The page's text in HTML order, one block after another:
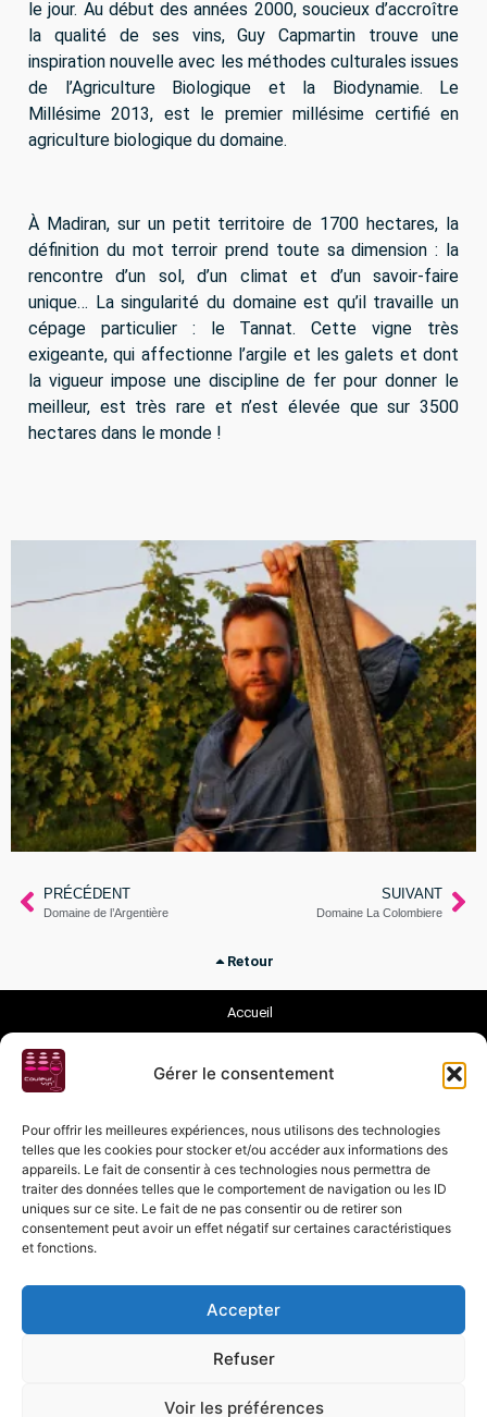
Gérer le consentement
Pour offrir les meilleures expériences, nous utilisons des technologies
telles que les cookies pour stocker et/ou accéder aux informations des
appareils. Le fait de consentir à ces technologies nous permettra de
traiter des données telles que le comportement de navigation ou les ID
uniques sur ce site. Le fait de ne pas consentir ou de retirer son
consentement peut avoir un effet négatif sur certaines caractéristiques
et fonctions.
Accepter
Refuser
Voir les préférences
le jour. Au début des années 2000, soucieux d’accroître
la qualité de ses vins, Guy Capmartin trouve une
inspiration nouvelle avec les méthodes culturales issues
de l’Agriculture Biologique et la Biodynamie. Le
Millésime 2013, est le premier millésime certifié en
agriculture biologique du domaine.
À Madiran, sur un petit territoire de 1700 hectares, la
définition du mot terroir prend toute sa dimension : la
rencontre d’un sol, d’un climat et d’un savoir-faire
unique… La singularité du domaine est qu’il travaille un
cépage particulier : le Tannat. Cette vigne très
exigeante, qui affectionne l’argile et les galets et dont
la vigueur impose une discipline de fer pour donner le
meilleur, est très rare et n’est élevée que sur 3500
hectares dans le monde !
PRÉCÉDENT
Domaine de l’Argentière
SUIVANT
Domaine La Colombiere
Retour
Accueil
Dégustations
Vignerons
Nos Vins
Nos Champagnes
Nos Distilleries
Vins Suisses
A propos